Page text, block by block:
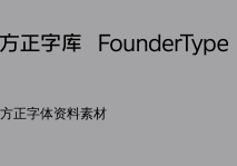
方正字体资料素材